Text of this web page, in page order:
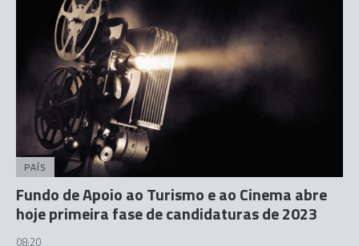
PAÍS
Fundo de Apoio ao Turismo e ao Cinema abre
hoje primeira fase de candidaturas de 2023
08:20